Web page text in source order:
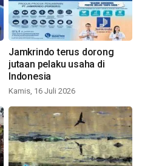
Jamkrindo terus dorong
jutaan pelaku usaha di
Indonesia
Kamis, 16 Juli 2026